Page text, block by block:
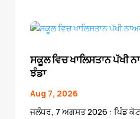
ਸਕੂਲ ਵਿਚ ਖਾਲਿਸਤਾਨ ਪੱਖੀ
ਝੰਡਾ
Aug 7, 2026
ਜਲੰਧਰ, 7 ਅਗਸਤ 2026 : ਪਿੰਡ